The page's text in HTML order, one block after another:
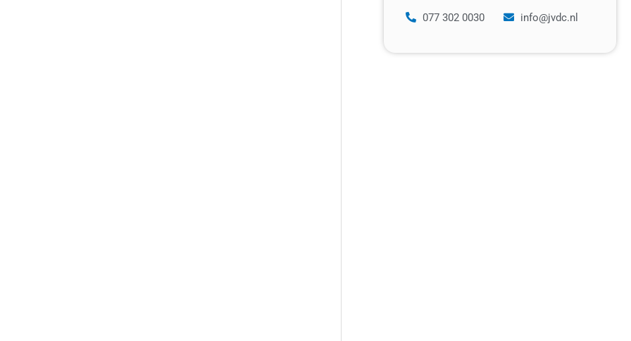
077 302 0030 info@jvdc.nl